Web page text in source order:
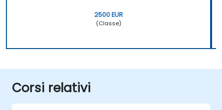
2500 EUR
(Classe)
Corsi relativi